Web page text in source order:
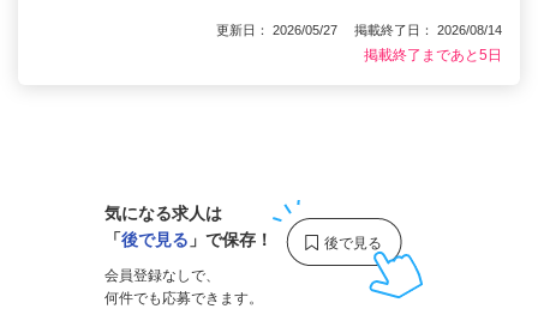
更新日： 2026/05/27 掲載終了日： 2026/08/14
掲載終了まであと5日
気になる求人は
「後で見る 」で保存！
会員登録なしで、
何件でも応募できます。